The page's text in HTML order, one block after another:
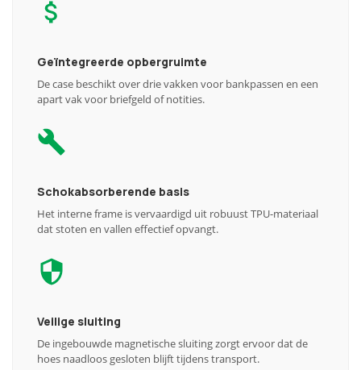
Geïntegreerde opbergruimte
De case beschikt over drie vakken voor bankpassen en een
apart vak voor briefgeld of notities.
Schokabsorberende basis
Het interne frame is vervaardigd uit robuust TPU-materiaal
dat stoten en vallen effectief opvangt.
Veilige sluiting
De ingebouwde magnetische sluiting zorgt ervoor dat de
hoes naadloos gesloten blijft tijdens transport.